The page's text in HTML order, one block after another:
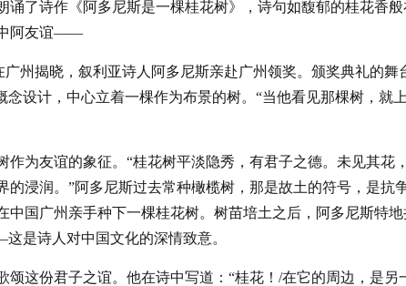
诵了诗作《阿多尼斯是一棵桂花树》，诗句如馥郁的桂花香
中阿友谊——
广州揭晓，叙利亚诗人阿多尼斯亲赴广州领奖。颁奖典礼的舞
设计，中心立着一棵作为布景的树。“当他看见那棵树，就
为友谊的象征。“桂花树平淡隐秀，有君子之德。未见其花
浸润。”阿多尼斯过去常种橄榄树，那是故土的符号，是抗
中国广州亲手种下一棵桂花树。树苗培土之后，阿多尼斯特
是诗人对中国文化的深情致意。
这份君子之谊。他在诗中写道：“桂花！/在它的周边，是另